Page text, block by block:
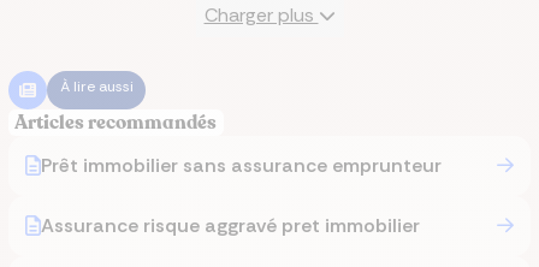
Charger plus
À lire aussi
Articles recommandés
Prêt immobilier sans assurance emprunteur
Assurance risque aggravé pret immobilier